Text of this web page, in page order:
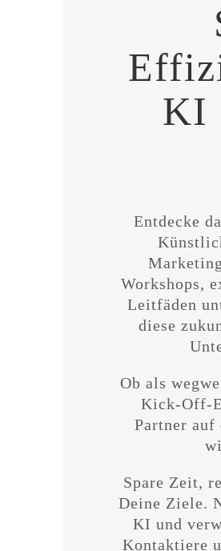
KI
Entdecke
Workshops,
Leitfäden
diese
Ob als
Kick-Off-
Partner auf
Spare Zeit,
Deine Ziele.
KI und
Kontaktiere